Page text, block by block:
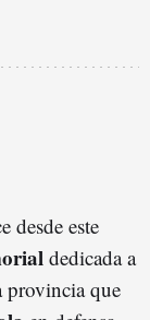
desde este
dedicada a
provincia que